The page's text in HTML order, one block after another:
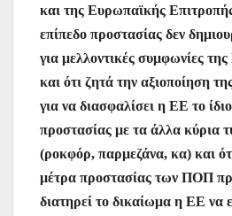
και της Ευρωπαϊκής
επίπεδο προστασίας δεν
για μελλοντικές συμφωνίες
και ότι ζητά την αξιοποίηση
για να διασφαλίσει η ΕΕ το
προστασίας με τα άλλα κύρια
(ροκφόρ, παρμεζάνα, κα) και
μέτρα προστασίας των ΠΟΠ
διατηρεί το δικαίωμα η ΕΕ να